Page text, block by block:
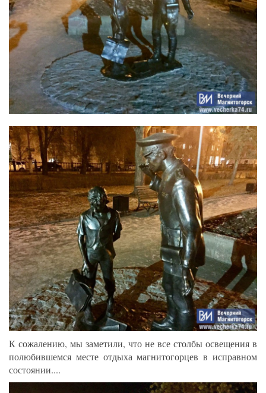
К сожалению, мы заметили, что не все столбы освещения в
полюбившемся месте отдыха магнитогорцев в исправном
состоянии....